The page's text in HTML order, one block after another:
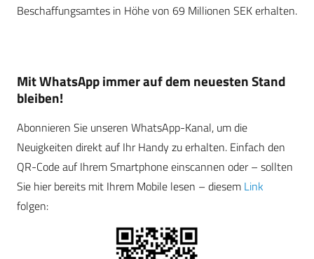
Beschaffungsamtes in Höhe von 69 Millionen SEK erhalten.
Mit WhatsApp immer auf dem neuesten Stand
bleiben!
Abonnieren Sie unseren WhatsApp-Kanal, um die
Neuigkeiten direkt auf Ihr Handy zu erhalten. Einfach den
QR-Code auf Ihrem Smartphone einscannen oder – sollten
Sie hier bereits mit Ihrem Mobile lesen – diesem Link
folgen: